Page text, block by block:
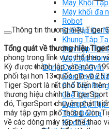
Máy Khối
Máy khối đa
Robot
Ghế Tập Đa
Khung Tập
Dàn Tập Thể
Máy tập
Dụng Cụ Tập Gym
Giàn Tạ Đa
Ghế Tập Bụng
Ghế Tập Tạ
Dụng Cụ Tập
Tạ & Đòn tạ
Kệ để tạ
Thông tin thương hiệu Tiger
Tổng quát về thương hiệu
phong trong lĩnh vực thể thao
Kỳ được thành lập vào năm
phối tại hơn 13 quốc gia và 25
Tiger Sport là rất phổ biến
thương hiệu chính là
đó, TigerSport chuyên phát
máy tập gym phổ thông. Còn
về các dòng máy tập thể thao